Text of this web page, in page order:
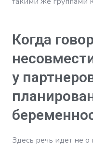
Когда
у
Здесь речь идет не